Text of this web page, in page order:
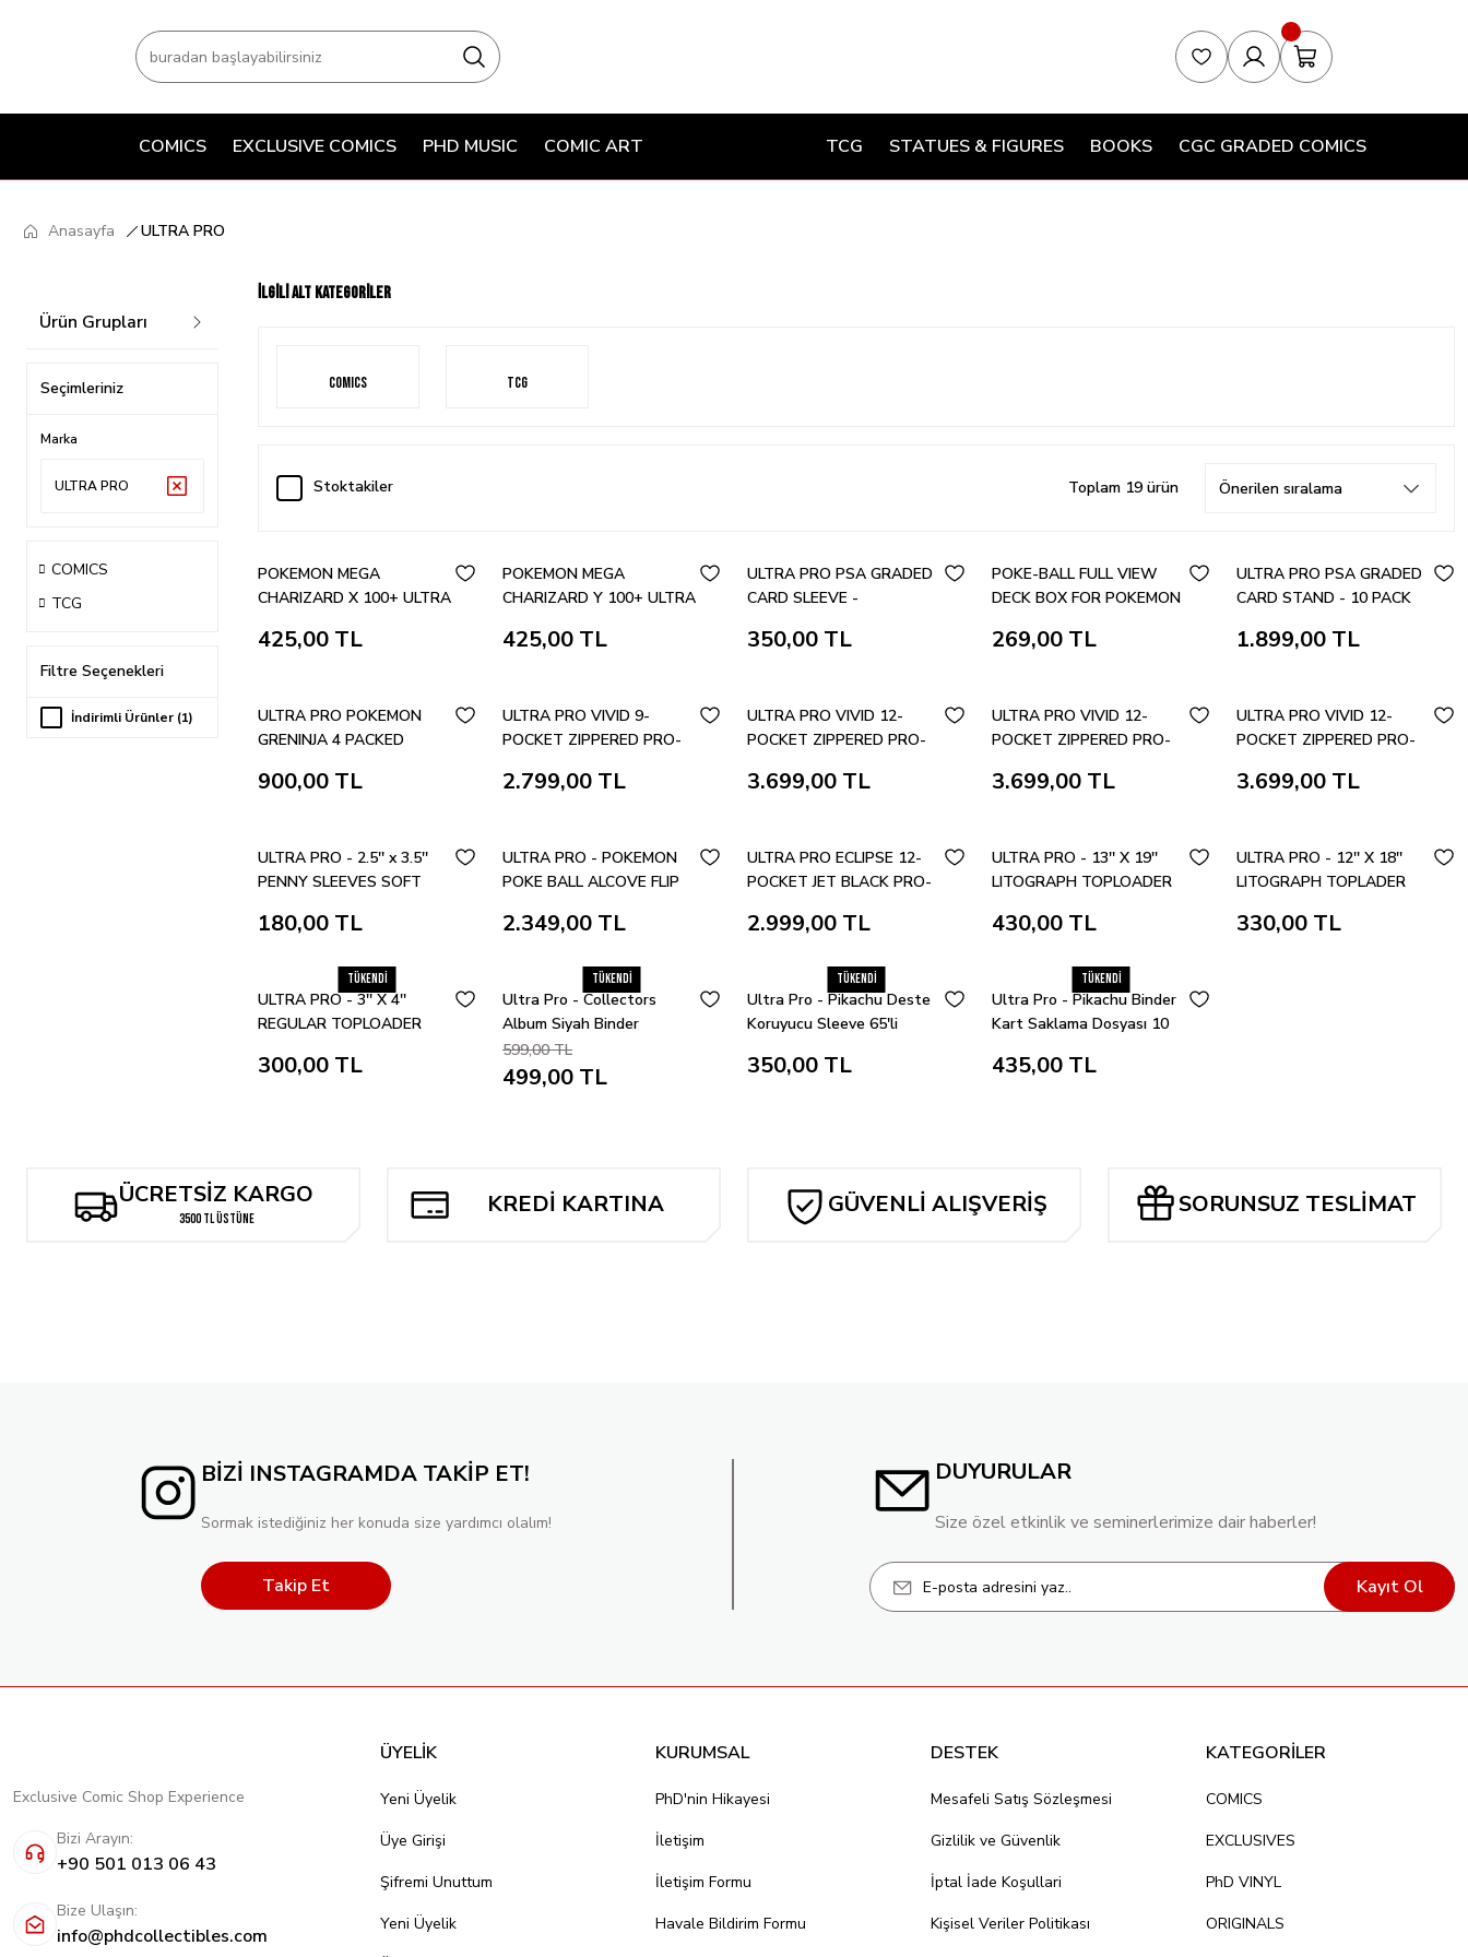
COMICS EXCLUSIVE COMICS PHD MUSIC COMIC ART TCG STATUES & FIGURES BOOKS CGC GRADED COMICS
Anasayfa ULTRA PRO
Ürün Grupları
Seçimleriniz
Marka
ULTRA PRO
COMICS
TCG
Filtre Seçenekleri
İndirimli Ürünler (1)
İlgili Alt Kategoriler
COMICS TCG
Stoktakiler Toplam 19 ürün
POKEMON MEGA
CHARIZARD X 100+ ULTRA
425,00 TL
POKEMON MEGA
CHARIZARD Y 100+ ULTRA
425,00 TL
ULTRA PRO PSA GRADED
CARD SLEEVE -
350,00 TL
POKE-BALL FULL VIEW
DECK BOX FOR POKEMON
269,00 TL
ULTRA PRO PSA GRADED
CARD STAND - 10 PACK
1.899,00 TL
ULTRA PRO POKEMON
GRENINJA 4 PACKED
900,00 TL
ULTRA PRO VIVID 9-
POCKET ZIPPERED PRO-
2.799,00 TL
ULTRA PRO VIVID 12-
POCKET ZIPPERED PRO-
3.699,00 TL
ULTRA PRO VIVID 12-
POCKET ZIPPERED PRO-
3.699,00 TL
ULTRA PRO VIVID 12-
POCKET ZIPPERED PRO-
3.699,00 TL
ULTRA PRO - 2.5'' x 3.5''
PENNY SLEEVES SOFT
180,00 TL
ULTRA PRO - POKEMON
POKE BALL ALCOVE FLIP
2.349,00 TL
ULTRA PRO ECLIPSE 12-
POCKET JET BLACK PRO-
2.999,00 TL
ULTRA PRO - 13'' X 19''
LITOGRAPH TOPLOADER
430,00 TL
ULTRA PRO - 12'' X 18''
LITOGRAPH TOPLADER
330,00 TL
Tükendi
ULTRA PRO - 3'' X 4''
REGULAR TOPLOADER
300,00 TL
Tükendi
Ultra Pro - Collectors
Album Siyah Binder
599,00 TL
499,00 TL
Tükendi
Ultra Pro - Pikachu Deste
Koruyucu Sleeve 65'li
350,00 TL
Tükendi
Ultra Pro - Pikachu Binder
Kart Saklama Dosyası 10
435,00 TL
ÜCRETSİZ KARGO
3500 TL ÜSTÜNE
KREDİ KARTINA
GÜVENLİ ALIŞVERİŞ SORUNSUZ TESLİMAT
BİZİ INSTAGRAMDA TAKİP ET!
Sormak istediğiniz her konuda size yardımcı olalım!
Takip Et
DUYURULAR
Size özel etkinlik ve seminerlerimize dair haberler!
Kayıt Ol
Exclusive Comic Shop Experience
Bizi Arayın:
+90 501 013 06 43
Bize Ulaşın:
info@phdcollectibles.com
ÜYELİK
Yeni Üyelik
Üye Girişi
Şifremi Unuttum
Yeni Üyelik
KURUMSAL
PhD'nin Hikayesi
İletişim
İletişim Formu
Havale Bildirim Formu
DESTEK
Mesafeli Satış Sözleşmesi
Gizlilik ve Güvenlik
İptal İade Koşullari
Kişisel Veriler Politikası
KATEGORİLER
COMICS
EXCLUSIVES
PhD VINYL
ORIGINALS